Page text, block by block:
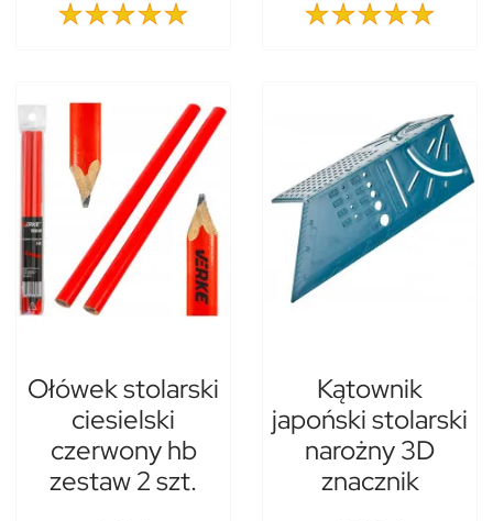
Ołówek stolarski
ciesielski
czerwony hb
zestaw 2 szt.
Kątownik
japoński stolarski
narożny 3D
znacznik